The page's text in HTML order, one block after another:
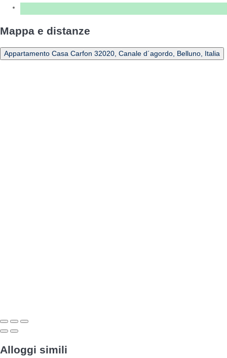
Mappa e distanze
Appartamento Casa Carfon 32020, Canale d´agordo, Belluno, Italia
Alloggi simili